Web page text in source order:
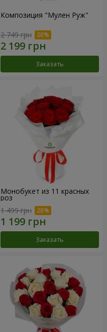
Композиция "Мулен Руж"
2 749 грн
Заказать
Монобукет из 11 красных
роз
1 499 грн
Заказать